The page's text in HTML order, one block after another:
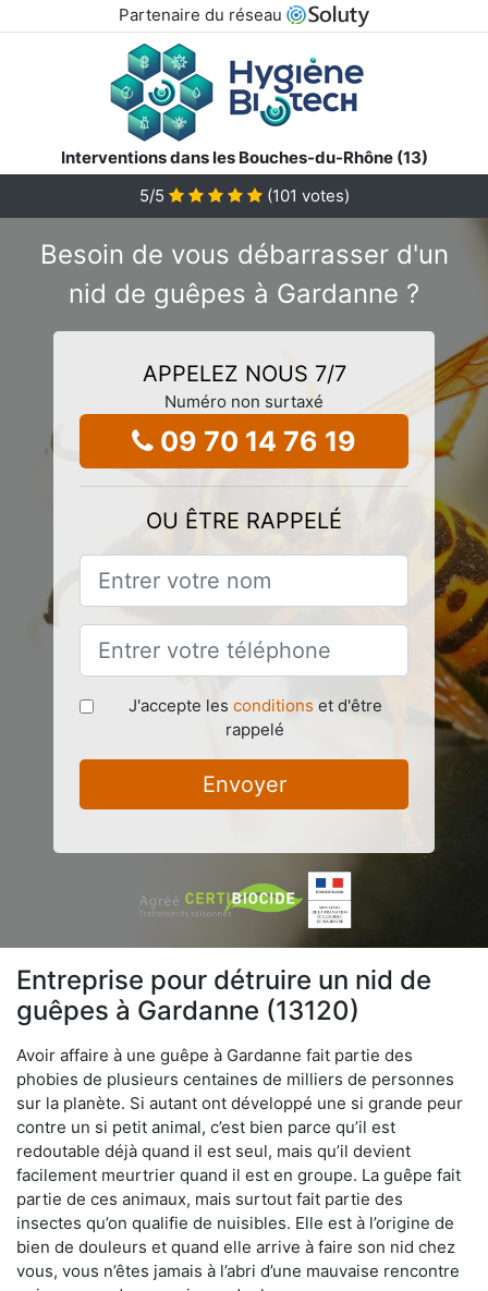
Partenaire du réseau
Interventions dans les Bouches-du-Rhône (13)
5/5 (101 votes)
Besoin de vous débarrasser d'un
nid de guêpes à Gardanne ?
APPELEZ NOUS 7/7
Numéro non surtaxé
09 70 14 76 19
OU ÊTRE RAPPELÉ
J'accepte les conditions et d'être
rappelé
Envoyer
Entreprise pour détruire un nid de
guêpes à Gardanne (13120)
Avoir affaire à une guêpe à Gardanne fait partie des
phobies de plusieurs centaines de milliers de personnes
sur la planète. Si autant ont développé une si grande peur
contre un si petit animal, c’est bien parce qu’il est
redoutable déjà quand il est seul, mais qu’il devient
facilement meurtrier quand il est en groupe. La guêpe fait
partie de ces animaux, mais surtout fait partie des
insectes qu’on qualifie de nuisibles. Elle est à l’origine de
bien de douleurs et quand elle arrive à faire son nid chez
vous, vous n’êtes jamais à l’abri d’une mauvaise rencontre